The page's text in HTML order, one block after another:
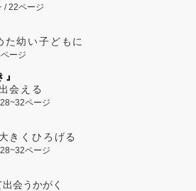
/ 22ページ
た幼い子どもに
ージ
会える
ページ
きくひろげる
ページ
会うかがく